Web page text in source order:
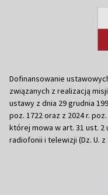
Dofinansowanie
związanych z realizacją
ustawy z dnia 29 grudnia
poz. 1722 oraz z 2024 r.
której mowa w art. 31 ust. 2
radiofonii i telewizji (Dz. U. z